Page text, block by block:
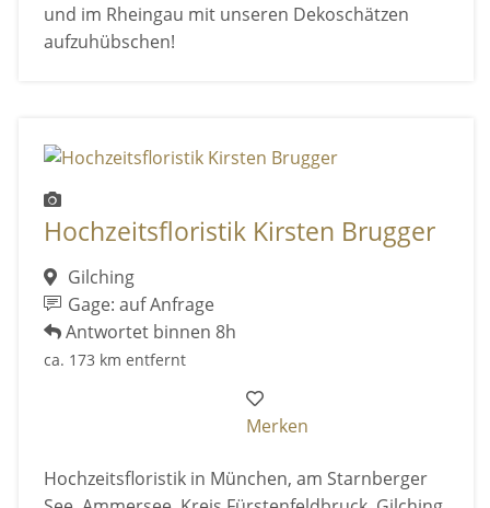
und im Rheingau mit unseren Dekoschätzen
aufzuhübschen!
Hochzeitsfloristik Kirsten Brugger
Gilching
Gage: auf Anfrage
Antwortet binnen 8h
ca. 173 km entfernt
Merken
Hochzeitsfloristik in München, am Starnberger